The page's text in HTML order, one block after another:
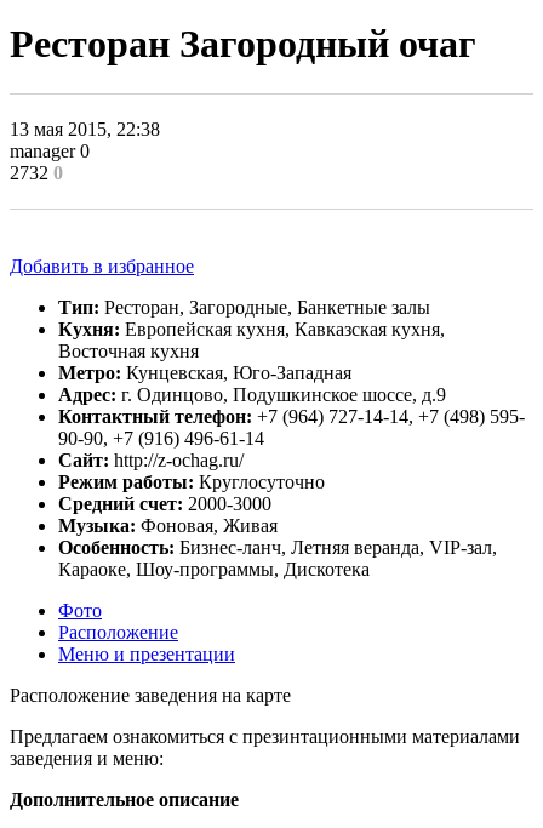
Ресторан Загородный очаг
13 мая 2015, 22:38
manager0
2732 0
Добавить в избранное
Тип: Ресторан, Загородные, Банкетные залы
Кухня: Европейская кухня, Кавказская кухня,
Восточная кухня
Метро: Кунцевская, Юго-Западная
Адрес: г. Одинцово, Подушкинское шоссе, д.9
Контактный телефон: +7 (964) 727-14-14, +7 (498) 595-
90-90, +7 (916) 496-61-14
Сайт: http://z-ochag.ru/
Режим работы: Круглосуточно
Средний счет: 2000-3000
Музыка: Фоновая, Живая
Особенность: Бизнес-ланч, Летняя веранда, VIP-зал,
Караоке, Шоу-программы, Дискотека
Фото
Расположение
Меню и презентации
Расположение заведения на карте
Предлагаем ознакомиться с презинтационными материалами
заведения и меню:
Дополнительное описание